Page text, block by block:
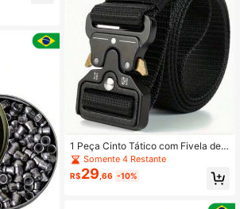
1 Peça Cinto Tático com Fivela de
Segurança de Plástico, Cinto Multif
uncional para Treinamento ao Ar Li
vre, Unissex
Somente 4 Restante
R$29,66 -10%